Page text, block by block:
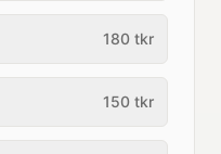
180 tkr
150 tkr